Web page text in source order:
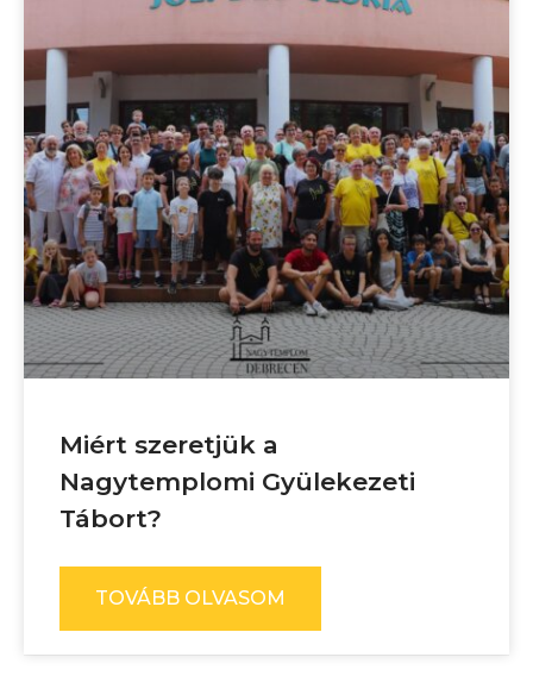
Miért szeretjük a
Nagytemplomi Gyülekezeti
Tábort?
TOVÁBB OLVASOM